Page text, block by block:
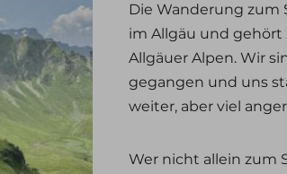
Die Wanderung zum
im Allgäu und
Allgäuer Alpen. Wir
gegangen und uns
weiter, aber viel
Wer nicht allein zum